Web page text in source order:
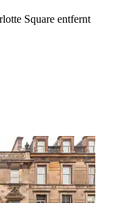
Square entfernt